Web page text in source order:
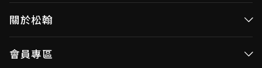
無線視頻傳輸
OID產品(Optical ID)
視訊／影像控制器
無線視頻傳輸
投資人專區
關於松翰
會員專區